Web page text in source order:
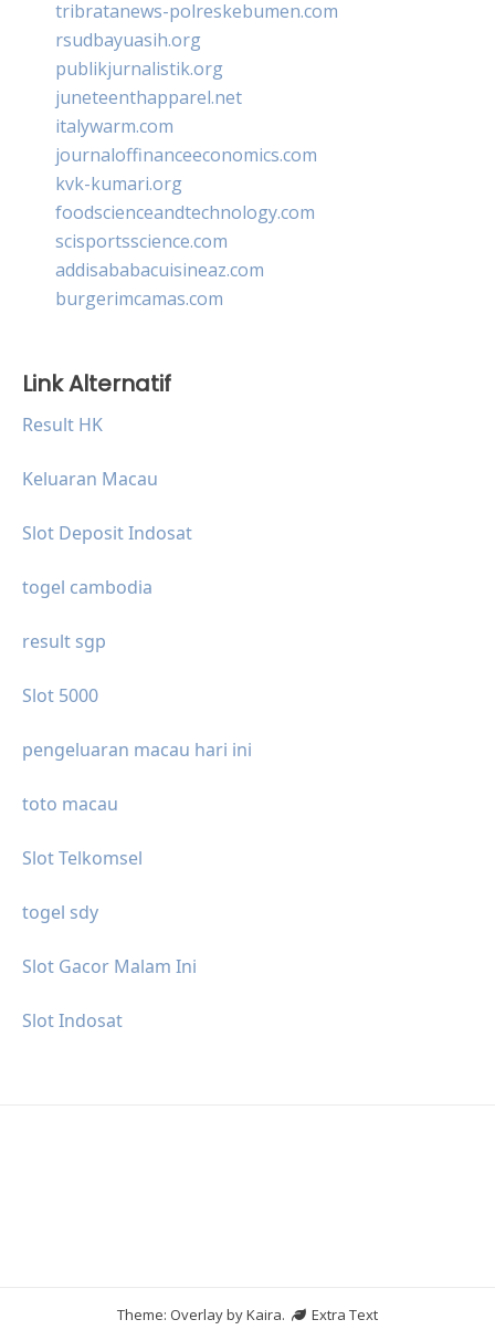
tribratanews-polreskebumen.com
rsudbayuasih.org
publikjurnalistik.org
juneteenthapparel.net
italywarm.com
journaloffinanceeconomics.com
kvk-kumari.org
foodscienceandtechnology.com
scisportsscience.com
addisababacuisineaz.com
burgerimcamas.com
Link Alternatif
Result HK
Keluaran Macau
Slot Deposit Indosat
togel cambodia
result sgp
Slot 5000
pengeluaran macau hari ini
toto macau
Slot Telkomsel
togel sdy
Slot Gacor Malam Ini
Slot Indosat
Theme: Overlay byKaira. Extra Text